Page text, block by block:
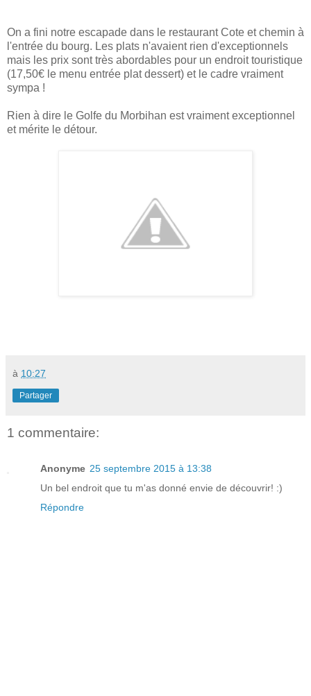
On a fini notre escapade dans le restaurant Cote et chemin à
l'entrée du bourg. Les plats n'avaient rien d'exceptionnels
mais les prix sont très abordables pour un endroit touristique
(17,50€ le menu entrée plat dessert) et le cadre vraiment
sympa !
Rien à dire le Golfe du Morbihan est vraiment exceptionnel
et mérite le détour.
à 10:27
Partager
1 commentaire:
Anonyme 25 septembre 2015 à 13:38
Un bel endroit que tu m'as donné envie de découvrir! :)
Répondre